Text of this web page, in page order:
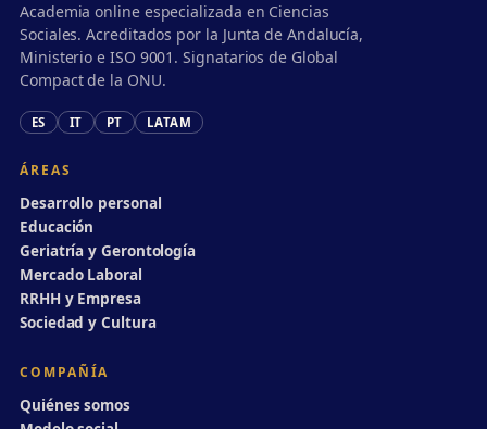
Academia online especializada en Ciencias
Sociales. Acreditados por la Junta de Andalucía,
Ministerio e ISO 9001. Signatarios de Global
Compact de la ONU.
ES IT PT LATAM
ÁREAS
Desarrollo personal
Educación
Geriatría y Gerontología
Mercado Laboral
RRHH y Empresa
Sociedad y Cultura
COMPAÑÍA
Quiénes somos